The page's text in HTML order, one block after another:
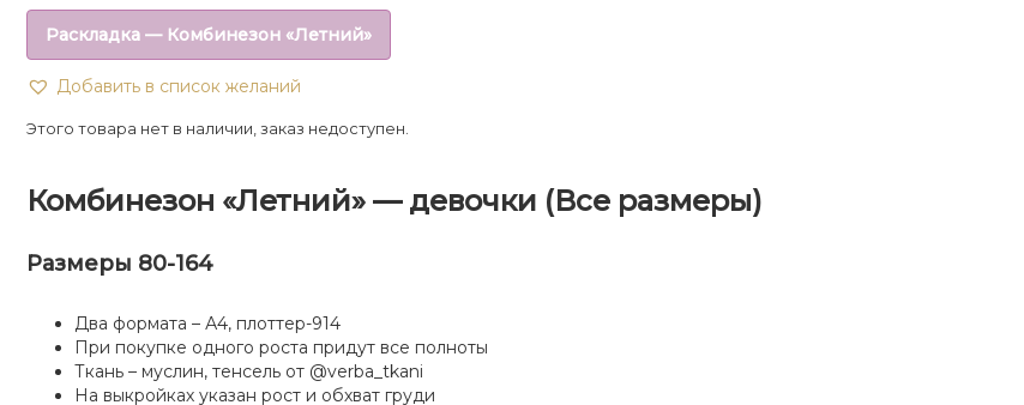
Раскладка — Комбинезон «Летний»
Добавить в список желаний
Этого товара нет в наличии, заказ недоступен.
Комбинезон «Летний» — девочки (Все размеры)
Размеры 80-164
Два формата – А4, плоттер-914
При покупке одного роста придут все полноты
Ткань – муслин, тенсель от @verba_tkani
На выкройках указан рост и обхват груди